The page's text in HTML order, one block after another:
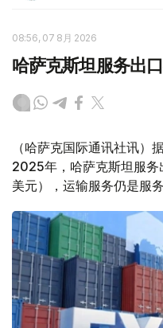
08:56, 07 8月 2026
哈萨克斯坦服务出
（哈萨克国际通讯社讯）
2025年，哈萨克斯坦服
美元），运输服务仍是服